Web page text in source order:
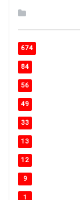
674
84
56
49
33
13
12
9
1